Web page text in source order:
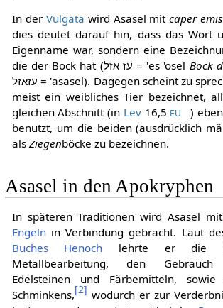
In der Vulgata wird Asasel mitcaper
dies deutet darauf hin, dass das Wort
Eigenname war, sondern eine
die der Bock hat (עז אזל = 'es 'osel Bock
עזאזל = 'asasel). Dagegen scheint zu sprechen, dass 'es (עז)
meist ein weibliches Tier bezeichnet,
gleichen Abschnitt (in Lev16,5 EU
)
benutzt, um die beiden (ausdrücklich
als Ziegenböcke zu bezeichnen.
Asasel in den Apokryphen
In späteren Traditionen wird Asasel
Engelnin Verbindung gebracht. Laut
Buches Henoch lehrte er die
Metallbearbeitung, den
Edelsteinen und Färbemitteln,
Schminkens,[2] wodurch er zur